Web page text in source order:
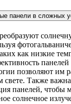
панели в сложных
как низкие
позволяют им
свете. Также
панелей, чтобы
солнечное